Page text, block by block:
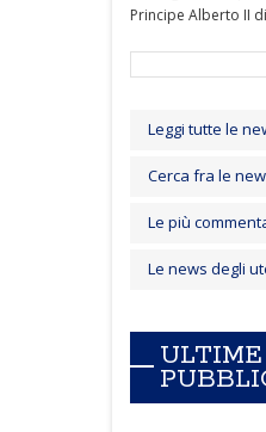
Principe Alberto II
Leggi tutte le
Cerca fra le
Le più
Le news degli